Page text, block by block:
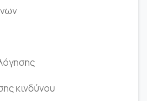
κινδύνου